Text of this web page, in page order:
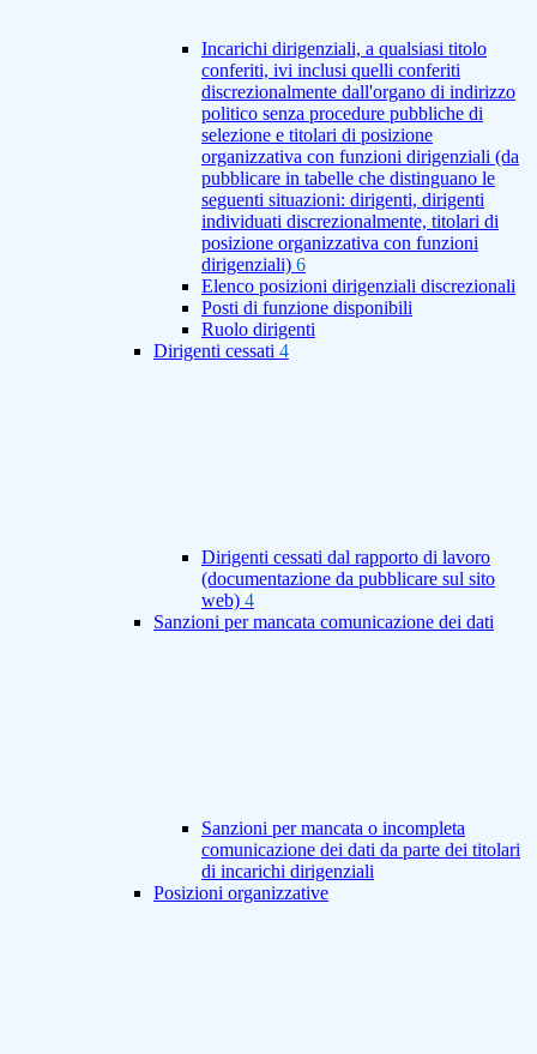
Incarichi dirigenziali, a qualsiasi titolo
conferiti, ivi inclusi quelli conferiti
discrezionalmente dall'organo di indirizzo
politico senza procedure pubbliche di
selezione e titolari di posizione
organizzativa con funzioni dirigenziali (da
pubblicare in tabelle che distinguano le
seguenti situazioni: dirigenti, dirigenti
individuati discrezionalmente, titolari di
posizione organizzativa con funzioni
dirigenziali) 6
Elenco posizioni dirigenziali discrezionali
Posti di funzione disponibili
Ruolo dirigenti
Dirigenti cessati 4
Dirigenti cessati dal rapporto di lavoro
(documentazione da pubblicare sul sito
web) 4
Sanzioni per mancata comunicazione dei dati
Sanzioni per mancata o incompleta
comunicazione dei dati da parte dei titolari
di incarichi dirigenziali
Posizioni organizzative